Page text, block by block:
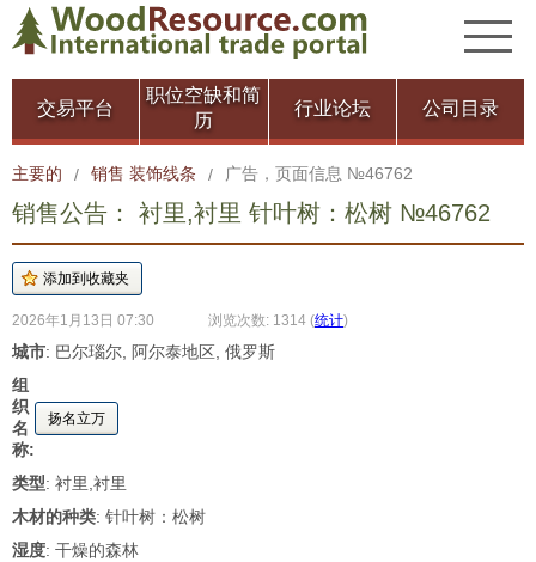
交易平台
职位空缺和简
历
行业论坛 公司目录
主要的 / 销售 装饰线条 / 广告，页面信息 №46762
销售公告： 衬里,衬里 针叶树：松树 №46762
2026年1月13日 07:30 浏览次数: 1314 (统计)
城市: 巴尔瑙尔, 阿尔泰地区, 俄罗斯
组
织
名
称:
扬名立万
类型: 衬里,衬里
木材的种类: 针叶树：松树
湿度: 干燥的森林